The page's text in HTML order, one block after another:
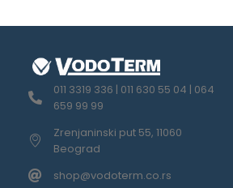
011 3319 336 | 011 630 55 04 | 064
659 99 99
Zrenjaninski put 55, 11060
Beograd
shop@vodoterm.co.rs